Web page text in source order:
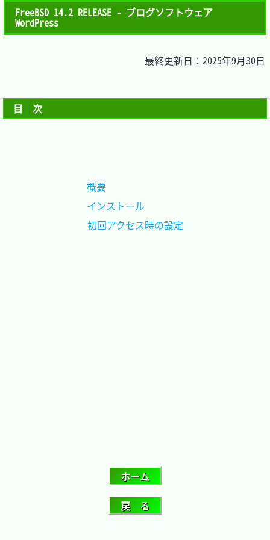
FreeBSD 14.2 RELEASE - ブログソフトウェア
WordPress
最終更新日：2025年9月30日
目　次
初回アクセス時の設定